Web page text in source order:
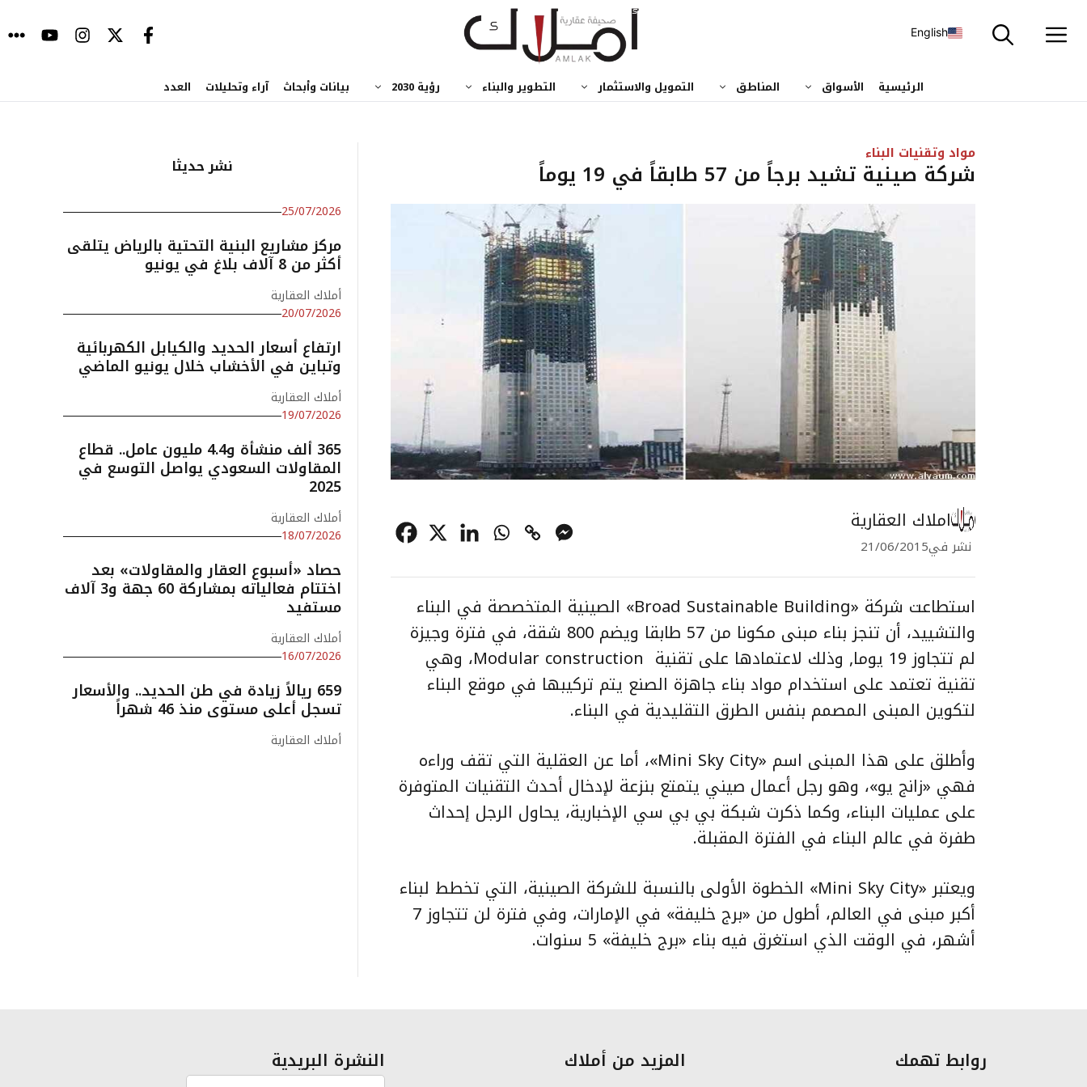
إلى
English
الرئيسية الأسواق المناطق التمويل والاستثمار التطوير والبناء رؤية 2030 بيانات وأبحاث آراء وتحليلات العدد
مواد وتقنيات البناء
شركة صينية تشيد برجاً من 57 طابقاً في 19 يوماً
املاك العقارية
نشر في21/06/2015
استطاعت شركة «Broad Sustainable Building» الصينية المتخصصة في البناء
والتشييد، أن تنجز بناء مبنى مكونا من 57 طابقا ويضم 800 شقة، في فترة وجيزة
لم تتجاوز 19 يوما, وذلك لاعتمادها على تقنية Modular construction، وهي
تقنية تعتمد على استخدام مواد بناء جاهزة الصنع يتم تركيبها في موقع البناء
لتكوين المبنى المصمم بنفس الطرق التقليدية في البناء.
وأطلق على هذا المبنى اسم «Mini Sky City»، أما عن العقلية التي تقف وراءه
فهي «زانج يو»، وهو رجل أعمال صيني يتمتع بنزعة لإدخال أحدث التقنيات المتوفرة
على عمليات البناء، وكما ذكرت شبكة بي بي سي الإخبارية، يحاول الرجل إحداث
طفرة في عالم البناء في الفترة المقبلة.
ويعتبر «Mini Sky City» الخطوة الأولى بالنسبة للشركة الصينية، التي تخطط لبناء
أكبر مبنى في العالم، أطول من «برج خليفة» في الإمارات، وفي فترة لن تتجاوز 7
أشهر، في الوقت الذي استغرق فيه بناء «برج خليفة» 5 سنوات.
نشر حديثا
25/07/2026
مركز مشاريع البنية التحتية بالرياض يتلقى
أكثر من 8 آلاف بلاغ في يونيو
أملاك العقارية
20/07/2026
ارتفاع أسعار الحديد والكيابل الكهربائية
وتباين في الأخشاب خلال يونيو الماضي
أملاك العقارية
19/07/2026
365 ألف منشأة و4.4 مليون عامل.. قطاع
المقاولات السعودي يواصل التوسع في
2025
أملاك العقارية
18/07/2026
حصاد «أسبوع العقار والمقاولات» بعد
اختتام فعالياته بمشاركة 60 جهة و3 آلاف
مستفيد
أملاك العقارية
16/07/2026
659 ريالاً زيادة في طن الحديد.. والأسعار
تسجل أعلى مستوى منذ 46 شهراً
أملاك العقارية
روابط تهمك المزيد من أملاك النشرة البريدية